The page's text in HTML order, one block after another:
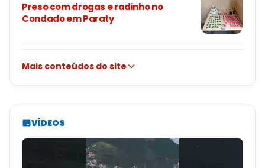
Preso com drogas e radinho no
Condado em Paraty
Mais conteúdos do site
VÍDEOS